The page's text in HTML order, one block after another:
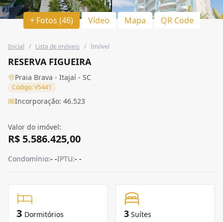
+ Fotos (46) Vídeo Mapa QR Code
Inicial / Lista de imóveis / Imóvel
RESERVA FIGUEIRA
Praia Brava - Itajaí - SC
Código: V5441
Incorporação: 46.523
Valor do imóvel:
R$ 5.586.425,00
Condomínio:- -IPTU:- -
3 Dormitórios 3 Suítes